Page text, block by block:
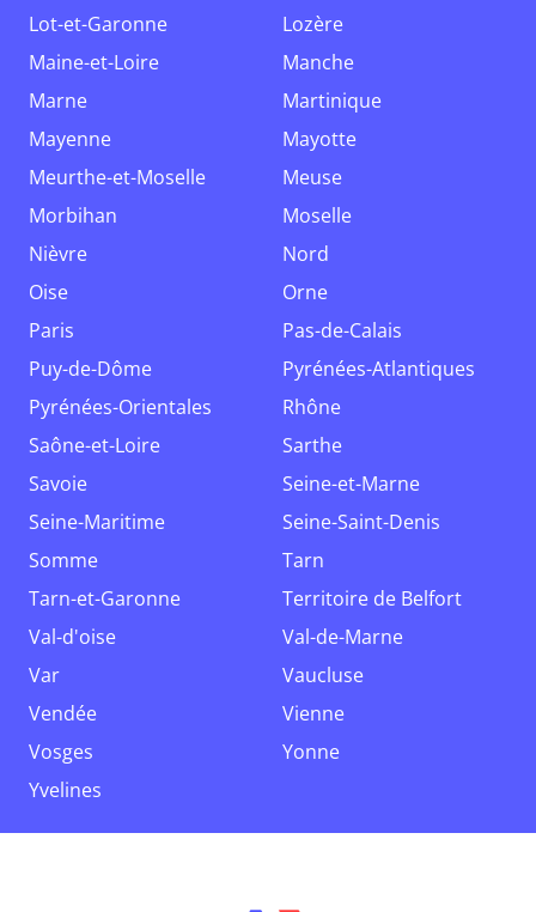
Lot-et-Garonne
Lozère
Maine-et-Loire
Manche
Marne
Martinique
Mayenne
Mayotte
Meurthe-et-Moselle
Meuse
Morbihan
Moselle
Nièvre
Nord
Oise
Orne
Paris
Pas-de-Calais
Puy-de-Dôme
Pyrénées-Atlantiques
Pyrénées-Orientales
Rhône
Saône-et-Loire
Sarthe
Savoie
Seine-et-Marne
Seine-Maritime
Seine-Saint-Denis
Somme
Tarn
Tarn-et-Garonne
Territoire de Belfort
Val-d'oise
Val-de-Marne
Var
Vaucluse
Vendée
Vienne
Vosges
Yonne
Yvelines